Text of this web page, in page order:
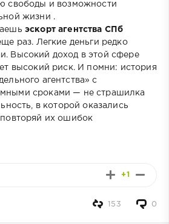
свободы и возможности
жизни .
эскорт агентства СПб
раз. Легкие деньги редко
Высокий доход в этой сфере
высокий риск. И помни: история
агентства» с
сроками — не страшилка
в которой оказались
их ошибок
+1
0
153